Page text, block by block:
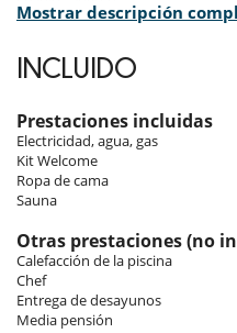
Room, Ground level. This
double bed. Bathroom ensuite,
Room 3
Room, Garden level. This
ensuite.
Room, 1st floor. This bedroom
Room 5
Room, 1st floor. This bedroom
Mostrar descripción
INCLUIDO
Prestaciones incluidas
Electricidad, agua, gas
Kit Welcome
Ropa de cama
Sauna
Otras prestaciones (no
Calefacción de la piscina
Chef
Entrega de desayunos
Media pensión